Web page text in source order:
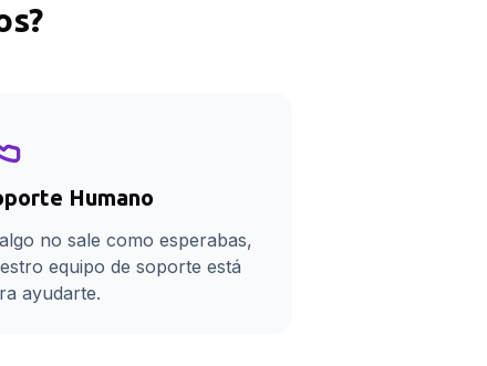
?
Humano
no sale como esperabas,
equipo de soporte está
ayudarte.